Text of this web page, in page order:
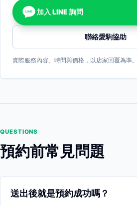
LINE 加入 LINE 詢問
聯絡愛駒協助
實際服務內容、時間與價格，以店家回覆為準。
QUESTIONS
預約前常見問題
送出後就是預約成功嗎？